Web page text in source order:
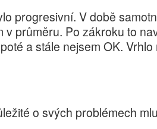
progresivní. V době
v průměru. Po zákroku to
a stále nejsem OK.
o svých problémech